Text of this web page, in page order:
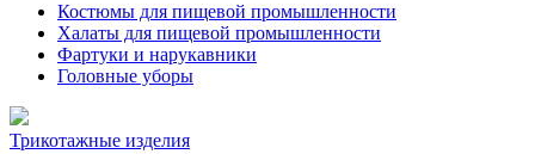
Костюмы для пищевой промышленности
Халаты для пищевой промышленности
Фартуки и нарукавники
Головные уборы
Трикотажные изделия